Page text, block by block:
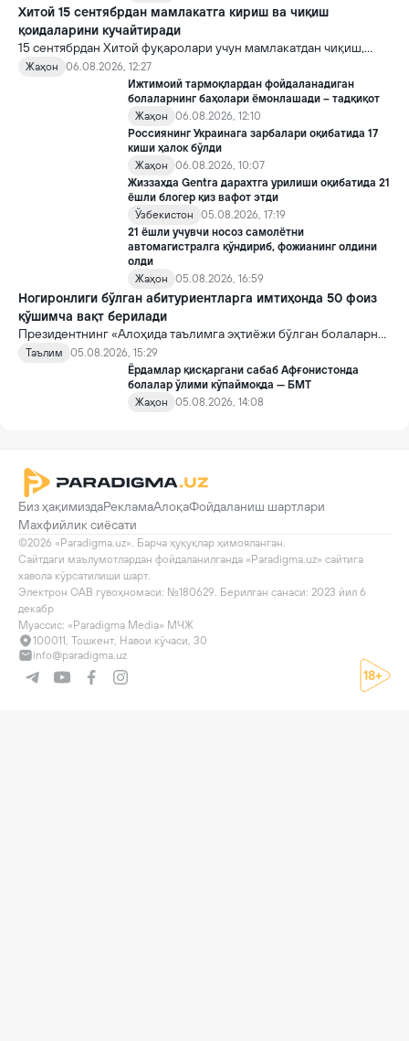
Хитой 15 сентябрдан мамлакатга кириш ва чиқиш
қоидаларини кучайтиради
15 сентябрдан Хитой фуқаролари учун мамлакатдан чиқиш,
хорижликлар учун эса Хитойга кириш тартиби бўйича янги
қоидалар кучга киради.
Жаҳон
06.08.2026, 12:27
Ижтимоий тармоқлардан фойдаланадиган
болаларнинг баҳолари ёмонлашади – тадқиқот
Жаҳон
06.08.2026, 12:10
Россиянинг Украинага зарбалари оқибатида 17
киши ҳалок бўлди
Жаҳон
06.08.2026, 10:07
Жиззахда Gentra дарахтга урилиши оқибатида 21
ёшли блогер қиз вафот этди
Ўзбекистон
05.08.2026, 17:19
21 ёшли учувчи носоз самолётни
автомагистралга қўндириб, фожианинг олдини
олди
Жаҳон
05.08.2026, 16:59
Ногиронлиги бўлган абитуриентларга имтиҳонда 50 фоиз
қўшимча вақт берилади
Президентнинг «Алоҳида таълимга эҳтиёжи бўлган болаларни
таълим ва ижтимоий хизматлар билан қамраб олиш тизимини
такомиллаштириш бўйича қўшимча чора-тадбирлар
тўғрисида»ги қарори билан инклюзив таълим соҳасида қатор
янги механизмлар жорий этилади.
Таълим
05.08.2026, 15:29
Ёрдамлар қисқаргани сабаб Афғонистонда
болалар ўлими кўпаймоқда — БМТ
Жаҳон
05.08.2026, 14:08
Биз ҳақимиздаРекламаАлоқаФойдаланиш шартлари
Махфийлик сиёсати
©2026 «Paradigma.uz». Барча ҳуқуқлар ҳимояланган.
Сайтдаги маълумотлардан фойдаланилганда «Paradigma.uz» сайтига
хавола кўрсатилиши шарт.
Электрон ОАВ гувоҳномаси: №180629. Берилган санаси: 2023 йил 6
декабр
Муассис: «Paradigma Media» МЧЖ
100011, Тошкент, Навои кўчаси, 30
info@paradigma.uz